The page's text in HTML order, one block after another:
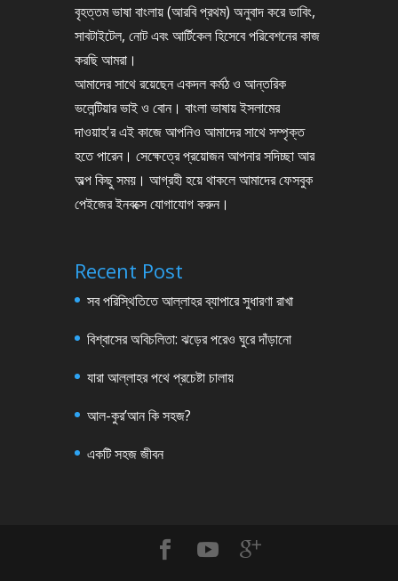
বৃহত্তম ভাষা বাংলায় (আরবি প্রথম) অনুবাদ করে ডাবিং,
সাবটাইটেল, নোট এবং আর্টিকেল হিসেবে পরিবেশনের কাজ
করছি আমরা।
আমাদের সাথে রয়েছেন একদল কর্মঠ ও আন্তরিক
ভলেন্টিয়ার ভাই ও বোন। বাংলা ভাষায় ইসলামের
দাওয়াহ'র এই কাজে আপনিও আমাদের সাথে সম্পৃক্ত
হতে পারেন। সেক্ষেত্রে প্রয়োজন আপনার সদিচ্ছা আর
অল্প কিছু সময়। আগ্রহী হয়ে থাকলে আমাদের ফেসবুক
পেইজের ইনবক্সে যোগাযোগ করুন।
Recent Post
সব পরিস্থিতিতে আল্লাহর ব্যাপারে সুধারণা রাখা
বিশ্বাসের অবিচলিতা: ঝড়ের পরেও ঘুরে দাঁড়ানো
যারা আল্লাহর পথে প্রচেষ্টা চালায়
আল-কুর’আন কি সহজ?
একটি সহজ জীবন